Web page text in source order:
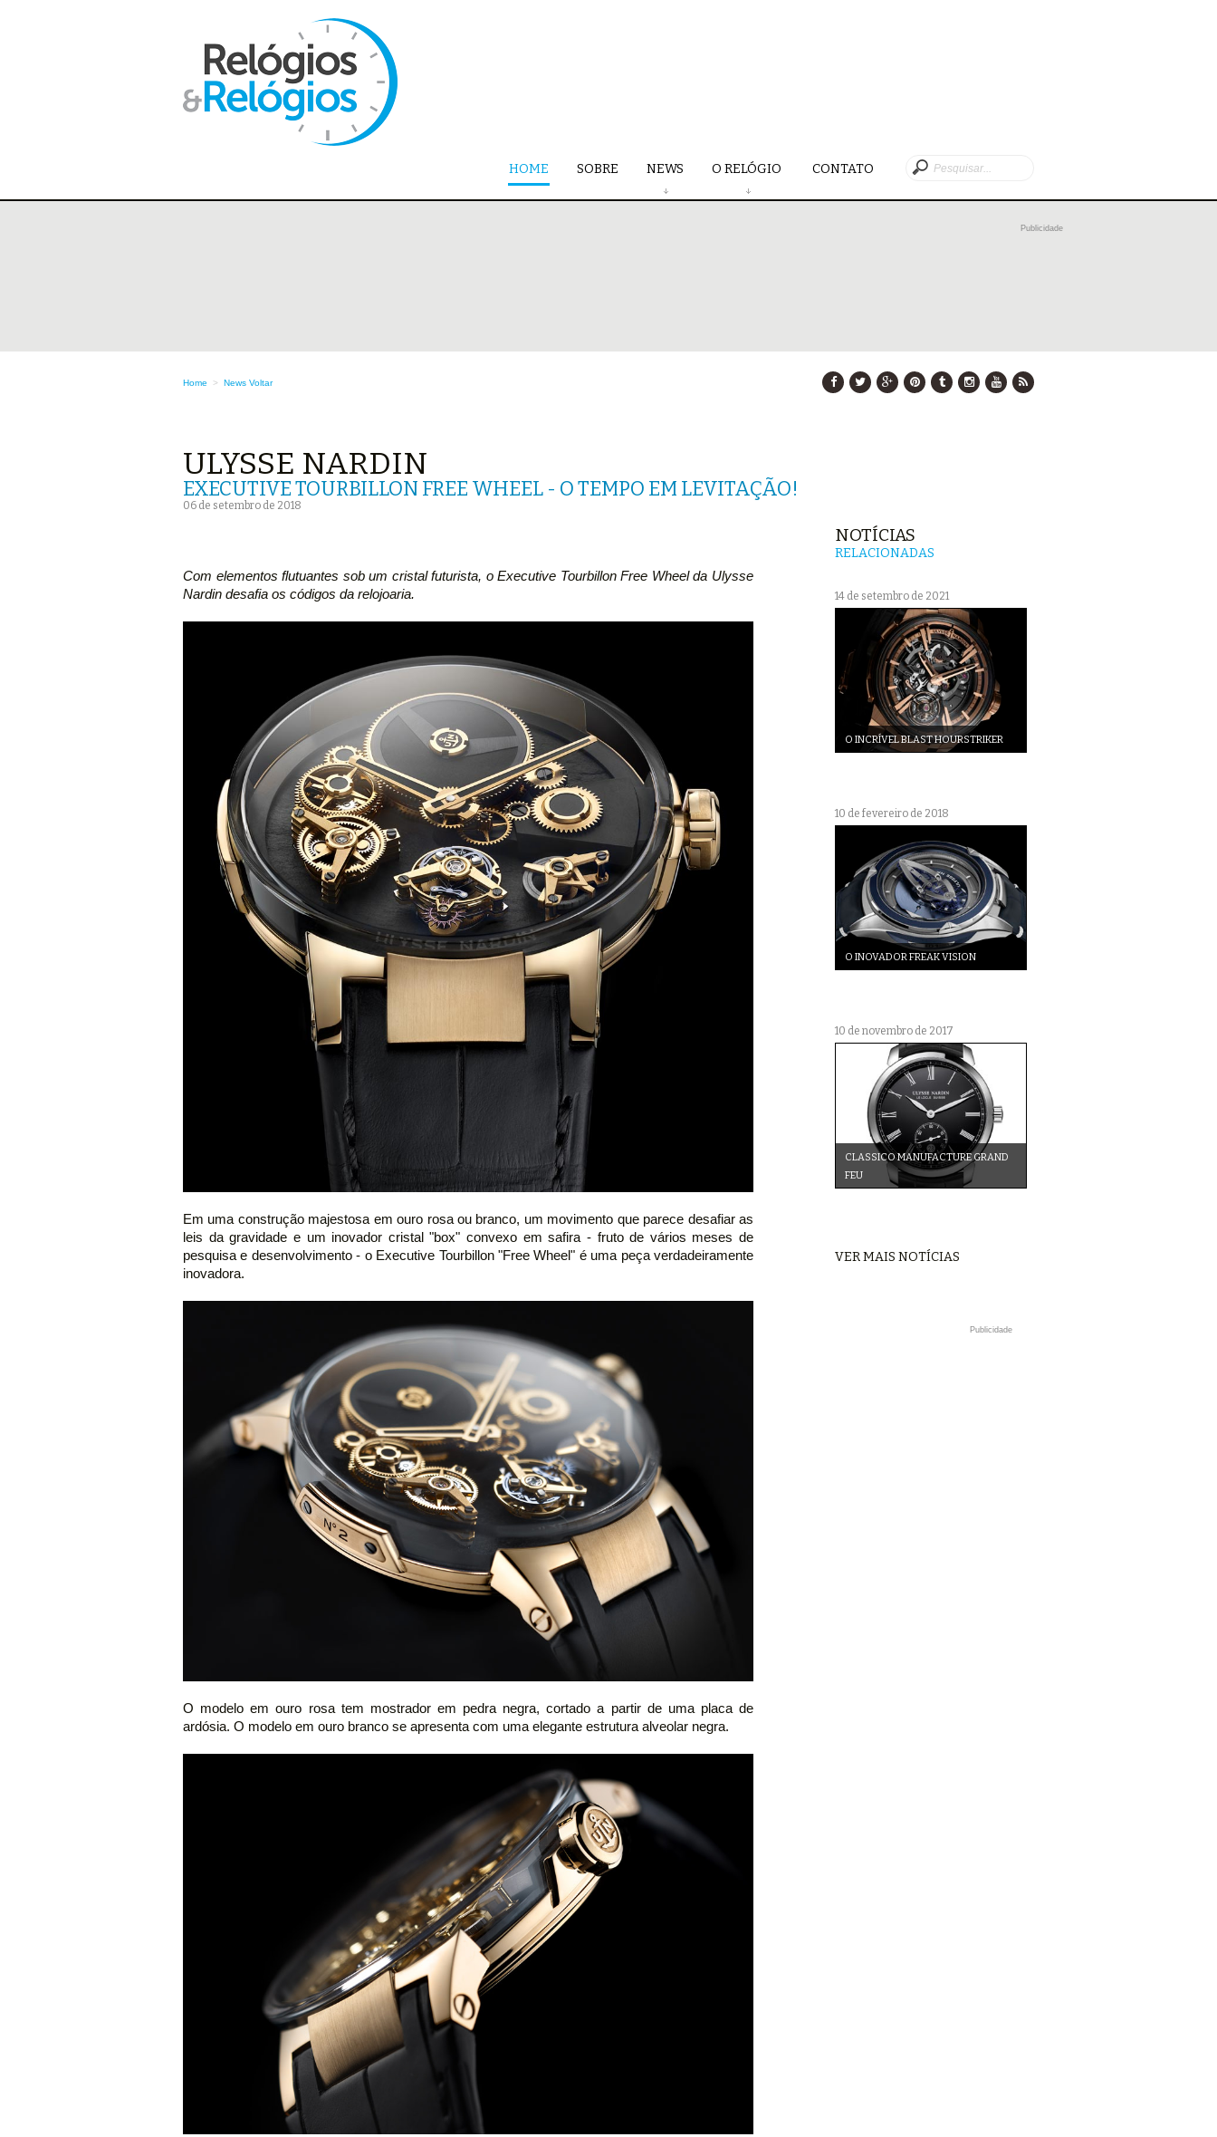
HOME SOBRE NEWS O RELÓGIO CONTATO
Publicidade
Home > News Voltar
ULYSSE NARDIN
EXECUTIVE TOURBILLON FREE WHEEL - O TEMPO EM LEVITAÇÃO!
06 de setembro de 2018
Com elementos flutuantes sob um cristal futurista, o Executive Tourbillon Free Wheel da Ulysse
Nardin desafia os códigos da relojoaria.
Em uma construção majestosa em ouro rosa ou branco, um movimento que parece desafiar as
leis da gravidade e um inovador cristal "box" convexo em safira - fruto de vários meses de
pesquisa e desenvolvimento - o Executive Tourbillon "Free Wheel" é uma peça verdadeiramente
inovadora.
O modelo em ouro rosa tem mostrador em pedra negra, cortado a partir de uma placa de
ardósia. O modelo em ouro branco se apresenta com uma elegante estrutura alveolar negra.
NOTÍCIAS
RELACIONADAS
14 de setembro de 2021
O INCRÍVEL BLAST HOURSTRIKER
10 de fevereiro de 2018
O INOVADOR FREAK VISION
10 de novembro de 2017
CLASSICO MANUFACTURE GRAND
FEU
VER MAIS NOTÍCIAS
Publicidade